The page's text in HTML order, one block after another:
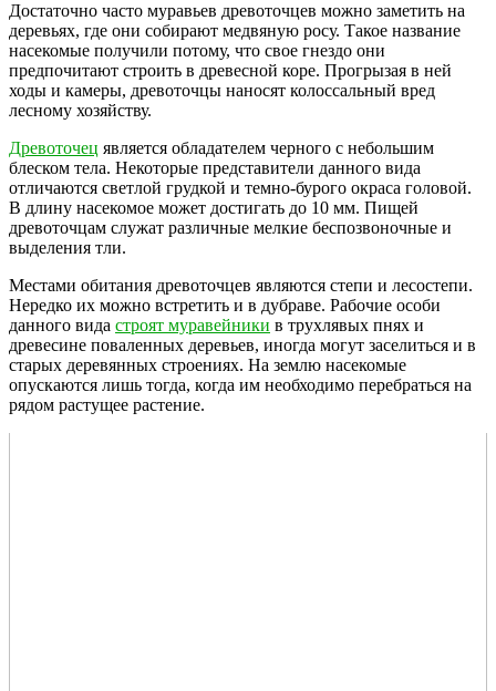
Достаточно часто муравьев древоточцев можно заметить на
деревьях, где они собирают медвяную росу. Такое название
насекомые получили потому, что свое гнездо они
предпочитают строить в древесной коре. Прогрызая в ней
ходы и камеры, древоточцы наносят колоссальный вред
лесному хозяйству.
Древоточец является обладателем черного с небольшим
блеском тела. Некоторые представители данного вида
отличаются светлой грудкой и темно-бурого окраса головой.
В длину насекомое может достигать до 10 мм. Пищей
древоточцам служат различные мелкие беспозвоночные и
выделения тли.
Местами обитания древоточцев являются степи и лесостепи.
Нередко их можно встретить и в дубраве. Рабочие особи
данного вида строят муравейники в трухлявых пнях и
древесине поваленных деревьев, иногда могут заселиться и в
старых деревянных строениях. На землю насекомые
опускаются лишь тогда, когда им необходимо перебраться на
рядом растущее растение.